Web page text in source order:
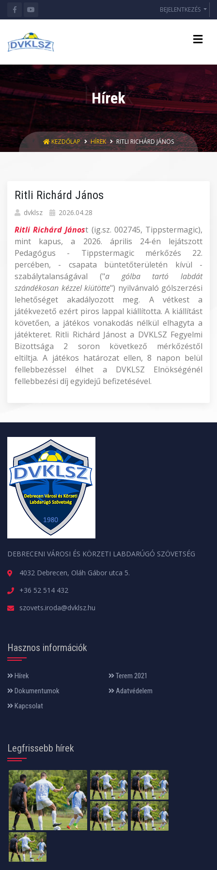
BEJELENTKEZÉS
Hírek
KEZDŐLAP HÍREK RITLI RICHÁRD JÁNOS
Ritli Richárd János
dvklsz 2026.04.28
Ritli Richárd Jánost (ig.sz. 002745, Tippstermagic),
mint kapus, a 2026. április 24-én lejátszott
Pedagógus - Tippstermagic mérkőzés 22.
percében, - csapata büntetőterületén kívül -
szabálytalanságával ("a gólba tartó labdát
szándékosan kézzel kiütötte") nyilvánvaló gólszerzési
lehetőséget akadályozott meg. A vétkest a
játékvezető ezért piros lappal kiállította. A kiállítást
követően, a játékos vonakodás nélkül elhagyta a
játékteret. Ritli Richárd Jánost a DVKLSZ Fegyelmi
Bizottsága 2 soron következő mérkőzéstől
eltiltja. A játékos határozat ellen, 8 napon belül
fellebbezéssel élhet a DVKLSZ Elnökségénél
fellebbezési díj egyidejű befizetésével.
DEBRECENI VÁROSI ÉS KÖRZETI LABDARÚGÓ SZÖVETSÉG
4032 Debrecen, Oláh Gábor utca 5.
+36 52 514 432
szovets.iroda@dvklsz.hu
Hasznos információk
Hírek
Terem 2021
Dokumentumok
Adatvédelem
Kapcsolat
Legfrissebb hírek